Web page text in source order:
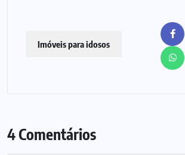
Imóveis para idosos
4 Comentários